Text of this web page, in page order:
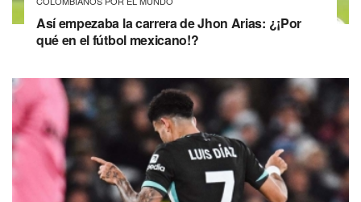
Así empezaba la carrera de Jhon Arias: ¿¡Por
qué en el fútbol mexicano!?